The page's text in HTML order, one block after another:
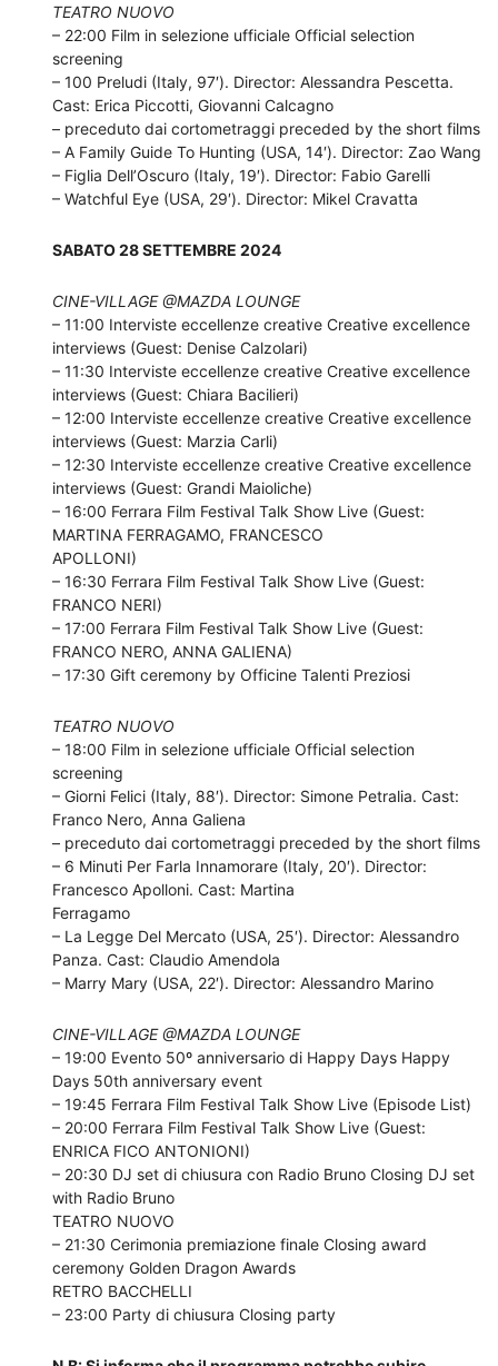
TEATRO NUOVO
– 22:00 Film in selezione ufficiale Official selection
screening
– 100 Preludi (Italy, 97′). Director: Alessandra Pescetta.
Cast: Erica Piccotti, Giovanni Calcagno
– preceduto dai cortometraggi preceded by the short films
– A Family Guide To Hunting (USA, 14′). Director: Zao Wang
– Figlia Dell’Oscuro (Italy, 19′). Director: Fabio Garelli
– Watchful Eye (USA, 29′). Director: Mikel Cravatta
SABATO 28 SETTEMBRE 2024
CINE-VILLAGE @MAZDA LOUNGE
– 11:00 Interviste eccellenze creative Creative excellence
interviews (Guest: Denise Calzolari)
– 11:30 Interviste eccellenze creative Creative excellence
interviews (Guest: Chiara Bacilieri)
– 12:00 Interviste eccellenze creative Creative excellence
interviews (Guest: Marzia Carli)
– 12:30 Interviste eccellenze creative Creative excellence
interviews (Guest: Grandi Maioliche)
– 16:00 Ferrara Film Festival Talk Show Live (Guest:
MARTINA FERRAGAMO, FRANCESCO
APOLLONI)
– 16:30 Ferrara Film Festival Talk Show Live (Guest:
FRANCO NERI)
– 17:00 Ferrara Film Festival Talk Show Live (Guest:
FRANCO NERO, ANNA GALIENA)
– 17:30 Gift ceremony by Officine Talenti Preziosi
TEATRO NUOVO
– 18:00 Film in selezione ufficiale Official selection
screening
– Giorni Felici (Italy, 88′). Director: Simone Petralia. Cast:
Franco Nero, Anna Galiena
– preceduto dai cortometraggi preceded by the short films
– 6 Minuti Per Farla Innamorare (Italy, 20′). Director:
Francesco Apolloni. Cast: Martina
Ferragamo
– La Legge Del Mercato (USA, 25′). Director: Alessandro
Panza. Cast: Claudio Amendola
– Marry Mary (USA, 22′). Director: Alessandro Marino
CINE-VILLAGE @MAZDA LOUNGE
– 19:00 Evento 50º anniversario di Happy Days Happy
Days 50th anniversary event
– 19:45 Ferrara Film Festival Talk Show Live (Episode List)
– 20:00 Ferrara Film Festival Talk Show Live (Guest:
ENRICA FICO ANTONIONI)
– 20:30 DJ set di chiusura con Radio Bruno Closing DJ set
with Radio Bruno
TEATRO NUOVO
– 21:30 Cerimonia premiazione finale Closing award
ceremony Golden Dragon Awards
RETRO BACCHELLI
– 23:00 Party di chiusura Closing party